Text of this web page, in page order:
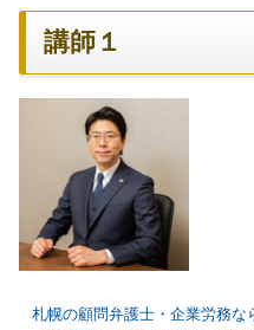
講師１
札幌の顧問弁護士・企業労務な